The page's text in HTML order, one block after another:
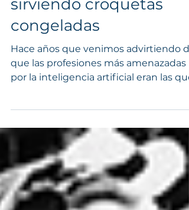
Había mucho
restaurante Michelin
sirviendo croquetas
congeladas
por la inteligencia artificial eran las que
vivían del conocimiento estándar. La IA
no venía primero a sustituir manos.
Venía a reducir el valor de la
intermediación intelectual. Y eso
a muchas profesiones de "cuello